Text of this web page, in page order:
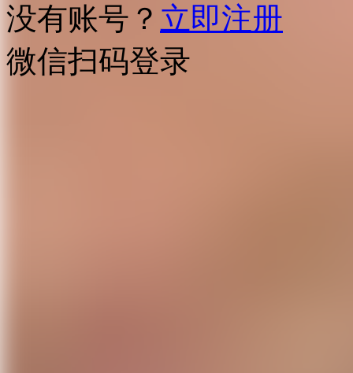
没有账号？ 立即注册
微信扫码登录